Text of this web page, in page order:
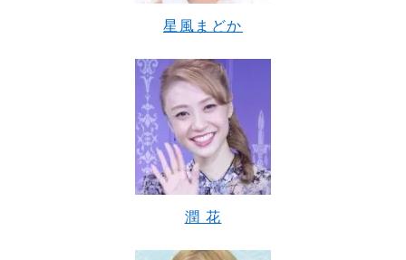
星風まどか
潤 花